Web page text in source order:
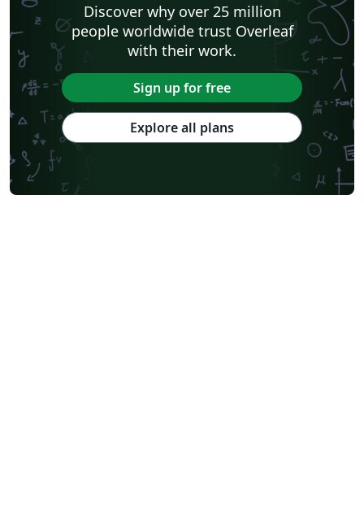
Discover why over 25 million
people worldwide trust Overleaf
with their work.
Sign up for free
Explore all plans